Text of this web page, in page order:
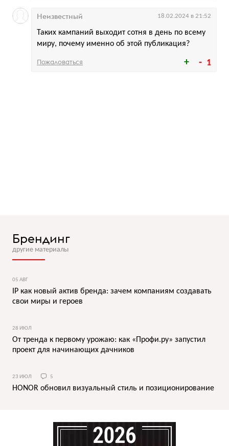
1
Таких кампаний выходит сотня в день по всему
миру, почему именно об этой публикация?
Неизвестный 18.02.2024 в 21:52
Пожаловаться
Брендинг
другие материалы
05 АВГ
IP как новый актив бренда: зачем компаниям создавать
свои миры и героев
28 ИЮЛ
От тренда к первому урожаю: как «Профи.ру» запустил
проект для начинающих дачников
23 ИЮЛ 5
HONOR обновил визуальный стиль и позиционирование